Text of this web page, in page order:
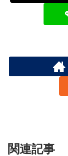
関連記事